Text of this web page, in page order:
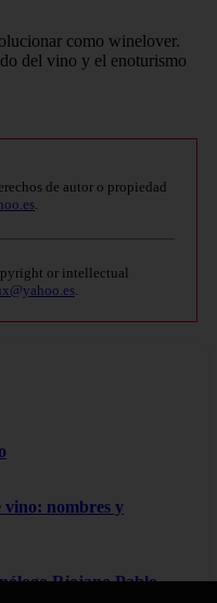
como winelover.
del vino y el enoturismo
de autor o propiedad
.
or intellectual
.
vino: nombres y
Riojano Pablo